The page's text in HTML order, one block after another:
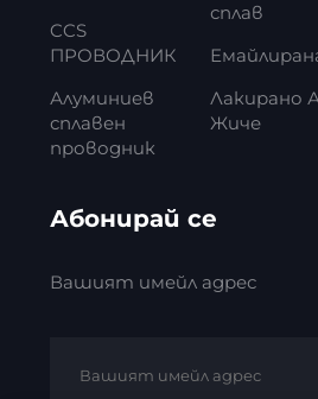
CCS
ПРОВОДНИК
Алуминиев
сплавен
проводник
сплав
Лакирано
Жиче
Абонирай се
Вашият имейл адрес